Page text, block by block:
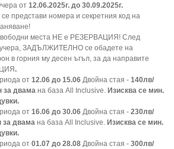
от 12.06.2025г. до 30.09.2025г.
представи номера и секретния код на
места НЕ е РЕЗЕРВАЦИЯ! След
ЗАДЪЛЖИТЕЛНО се обадете на
в горния му десен ъгъл, за да направите
.
от 12.06 до 15.06 Двойна стая - 140лв/
за двама на база All Inclusive. Изисква се мин.
от 16.06 до 30.06 Двойна стая - 230лв/
за двама на база All Inclusive. Изисква се мин.
от 01.07 до 28.08 Двойна стая - 300лв/